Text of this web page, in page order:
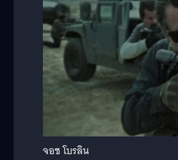
จอช โบรลิน